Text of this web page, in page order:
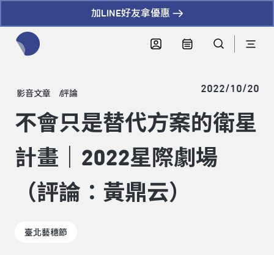
加LINE好友拿優惠
影音文章 評論 2022/10/20
不會只是替代方案的衛星
計畫｜2022星際劇場
（評論：黃鼎云）
臺北藝穗節